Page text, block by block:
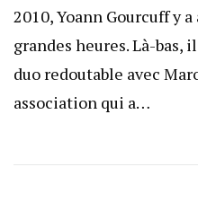
2010, Yoann Gourcuff y
grandes heures. Là-
duo redoutable avec
association qui a…